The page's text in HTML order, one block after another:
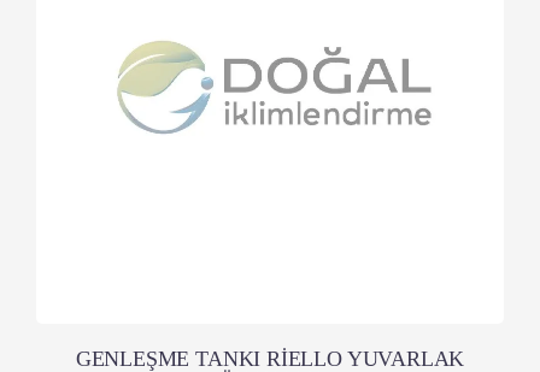
GENLEŞME TANKI RİELLO YUVARLAK